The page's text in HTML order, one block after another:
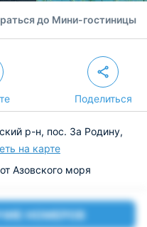
до Мини-гостиницы
Поделиться
р-н, пос. За Родину,
на карте
Азовского моря
НОМЕРОВ